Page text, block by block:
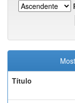
Título